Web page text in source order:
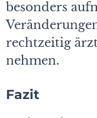
besonders
rechtzeitig
nehmen.
Fazit